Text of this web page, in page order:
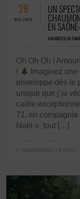
29
NOV-2024
UN
EN
VACANCES EN
Oh Oh Oh !
!
Imaginez
enveloppe dès le
unique que j’ai
cadre
71, en
Noël », tout […]
0 COMMENTAIRES / 0 VOTES